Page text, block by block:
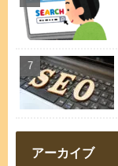
アーカイブ